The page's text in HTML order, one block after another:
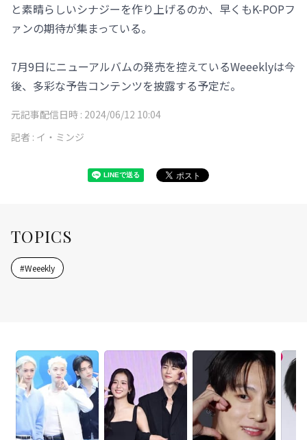
と素晴らしいシナジーを作り上げるのか、早くもK-POPフ
ァンの期待が集まっている。
7月9日にニューアルバムの発売を控えているWeeeklyは今
後、多彩な予告コンテンツを披露する予定だ。
元記事配信日時 : 2024/06/12 10:04
記者 : イ・ミンジ
TOPICS
#Weeekly